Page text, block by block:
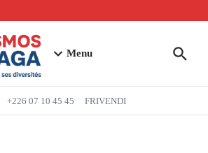
entre dans l’histoire des Bleus
Menu
+226 07 10 45 45 FRIVENDI